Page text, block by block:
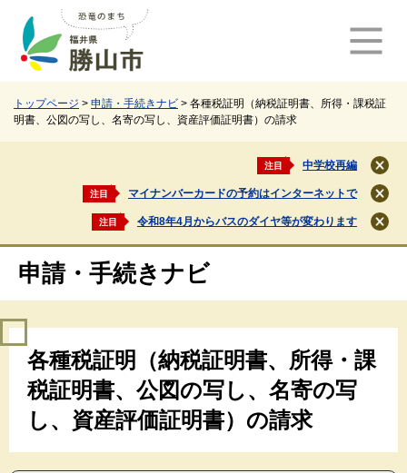
トップページ > 申請・手続きナビ > 各種税証明（納税証明書、所得・課税証
明書、公図の写し、名寄の写し、資産評価証明書）の請求
注目 中学校再編
閉
じ
る
注目 マイナンバーカードの予約はインターネットで
閉
じ
る
注目 令和8年4月からバスのダイヤ等が変わります
閉
じ
申請・手続きナビ
各種税証明（納税証明書、所得・課
税証明書、公図の写し、名寄の写
し、資産評価証明書）の請求